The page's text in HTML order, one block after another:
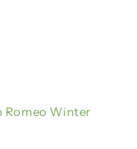
Romeo Winter